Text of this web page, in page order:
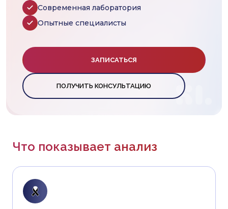
Современная лаборатория
Опытные специалисты
ЗАПИСАТЬСЯ
ПОЛУЧИТЬ КОНСУЛЬТАЦИЮ
Что показывает анализ